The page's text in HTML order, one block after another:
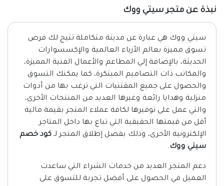
نبذة عن متجر سيتي ووك
سيتي ووك هي عبارة عن مدينة متكاملة تتيح لك فرص
تسوق مميزة بعالم الأزياء العالمية والإكسسوارات
الحديثة، بالإضافة إلي المطاعم والأعمال الفنية المميزة،
والمكاتب ذات التصاميم المبتكرة، كما يمكنك التسوق
والحصول على جميع المقتنيات التي ترغب بها من أدوات
منزلية وهدايا رائعة وغيرها العديد من المنتجات الأخرى،
والتي عمل على توفيرها لكافة عملاء المتجر بقيمة مالية
أقل من قيمتها الحقيقية التي تباع بها داخل المتاجر
الإلكترونية الأخرى، وذلك بفضل إطلاق المتجر لـ كود خصم
سيتي ووك.
دعم المتجر العديد من خدمات الشراء التي ساعدت
العميل في الحصول على أفضل تجربة للتسوق على